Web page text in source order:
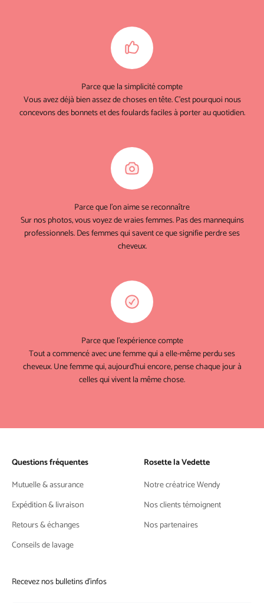
Parce que la simplicité compte
Vous avez déjà bien assez de choses en tête. C'est pourquoi nous
concevons des bonnets et des foulards faciles à porter au quotidien.
Parce que l'on aime se reconnaître
Sur nos photos, vous voyez de vraies femmes. Pas des mannequins
professionnels. Des femmes qui savent ce que signifie perdre ses
cheveux.
Parce que l'expérience compte
Tout a commencé avec une femme qui a elle-même perdu ses
cheveux. Une femme qui, aujourd'hui encore, pense chaque jour à
celles qui vivent la même chose.
Questions fréquentes
Mutuelle & assurance
Expédition & livraison
Retours & échanges
Conseils de lavage
Rosette la Vedette
Notre créatrice Wendy
Nos clients témoignent
Nos partenaires
Recevez nos bulletins d'infos